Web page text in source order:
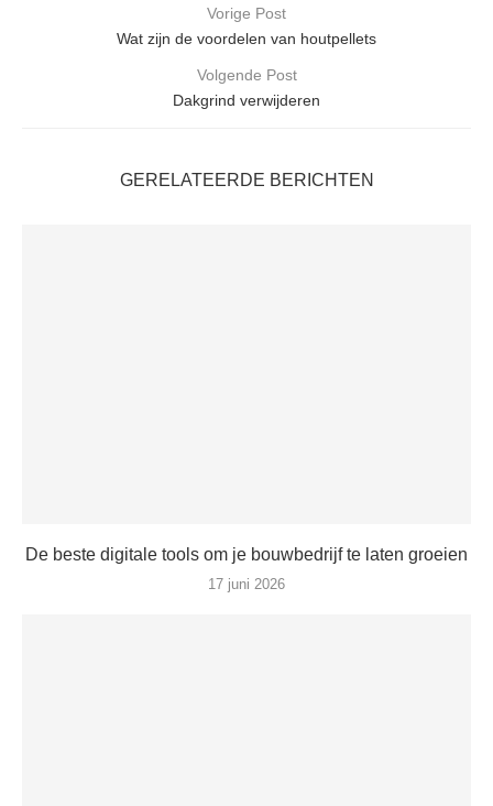
Vorige Post
Wat zijn de voordelen van houtpellets
Volgende Post
Dakgrind verwijderen
GERELATEERDE BERICHTEN
De beste digitale tools om je bouwbedrijf te laten groeien
17 juni 2026